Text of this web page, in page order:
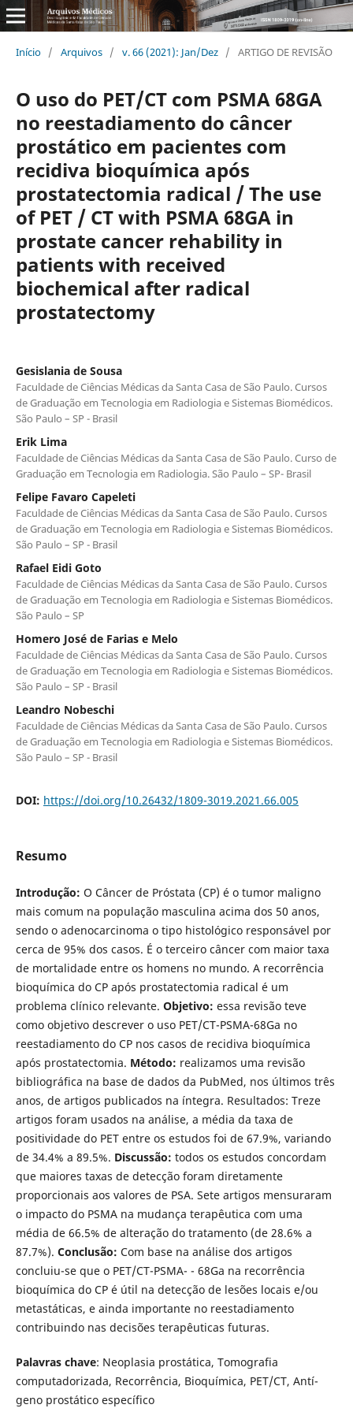
Início / Arquivos / v. 66 (2021): Jan/Dez / ARTIGO DE REVISÃO
O uso do PET/CT com PSMA 68GA
no reestadiamento do câncer
prostático em pacientes com
recidiva bioquí­mica após
prostatectomia radical / The use
of PET / CT with PSMA 68GA in
prostate cancer rehability in
patients with received
biochemical after radical
prostatectomy
Gesislania de Sousa
Faculdade de Ciências Médicas da Santa Casa de São Paulo. Cursos
de Graduação em Tecnologia em Radiologia e Sistemas Biomédicos.
São Paulo – SP - Brasil
Erik Lima
Faculdade de Ciências Médicas da Santa Casa de São Paulo. Curso de
Graduação em Tecnologia em Radiologia. São Paulo – SP- Brasil
Felipe Favaro Capeleti
Faculdade de Ciências Médicas da Santa Casa de São Paulo. Cursos
de Graduação em Tecnologia em Radiologia e Sistemas Biomédicos.
São Paulo – SP - Brasil
Rafael Eidi Goto
Faculdade de Ciências Médicas da Santa Casa de São Paulo. Cursos
de Graduação em Tecnologia em Radiologia e Sistemas Biomédicos.
São Paulo – SP
Homero José de Farias e Melo
Faculdade de Ciências Médicas da Santa Casa de São Paulo. Cursos
de Graduação em Tecnologia em Radiologia e Sistemas Biomédicos.
São Paulo – SP - Brasil
Leandro Nobeschi
Faculdade de Ciências Médicas da Santa Casa de São Paulo. Cursos
de Graduação em Tecnologia em Radiologia e Sistemas Biomédicos.
São Paulo – SP - Brasil
DOI: https://doi.org/10.26432/1809-3019.2021.66.005
Resumo
Introdução: O Câncer de Próstata (CP) é o tumor maligno
mais comum na população masculina acima dos 50 anos,
sendo o adenocarcinoma o tipo histológico responsável por
cerca de 95% dos casos. É o terceiro câncer com maior taxa
de mortalidade entre os homens no mundo. A recorrência
bioquí­mica do CP após prostatectomia radical é um
problema clí­nico relevante. Objetivo: essa revisão teve
como objetivo descrever o uso PET/CT-PSMA-68Ga no
reestadiamento do CP nos casos de recidiva bioquí­mica
após prostatectomia. Método: realizamos uma revisão
bibliográfica na base de dados da PubMed, nos últimos três
anos, de artigos publicados na í­ntegra. Resultados: Treze
artigos foram usados na análise, a média da taxa de
positividade do PET entre os estudos foi de 67.9%, variando
de 34.4% a 89.5%. Discussão: todos os estudos concordam
que maiores taxas de detecção foram diretamente
proporcionais aos valores de PSA. Sete artigos mensuraram
o impacto do PSMA na mudança terapêutica com uma
média de 66.5% de alteração do tratamento (de 28.6% a
87.7%). Conclusão: Com base na análise dos artigos
concluiu-se que o PET/CT-PSMA- - 68Ga na recorrência
bioquí­mica do CP é útil na detecção de lesões locais e/ou
metastáticas, e ainda importante no reestadiamento
contribuindo nas decisões terapêuticas futuras.
Palavras chave: Neoplasia prostática, Tomografia
computadorizada, Recorrência, Bioquí­mica, PET/CT, Antí­
geno prostático especí­fico